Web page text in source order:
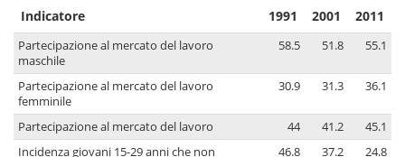
Indicatore 1991 2001 2011
Partecipazione al mercato del lavoro
maschile
58.5 51.8 55.1
Partecipazione al mercato del lavoro
femminile
30.9 31.3 36.1
Partecipazione al mercato del lavoro 44 41.2
45.1
Incidenza giovani 15-29 anni che non
46.8 37.2 24.8